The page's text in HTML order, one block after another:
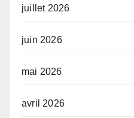
juillet 2026
juin 2026
mai 2026
avril 2026